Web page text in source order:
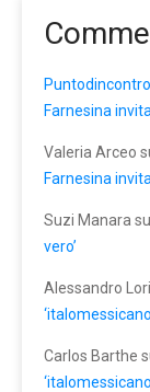
Puntodincontro
Farnesina
Valeria Arceo
Farnesina
Suzi Manara su
vero’
Alessandro
Carlos Barthe